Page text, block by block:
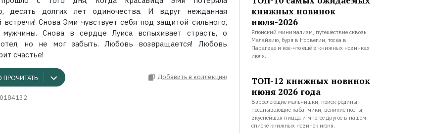
десять долгих лет одиночества. И вдруг нежданная
встречи! Снова Эми чувствует себя под защитой сильного,
мужчины. Снова в сердце Луиса вспыхивает страсть, о
но не мог забыть. Любовь возвращается! Любовь
счастье!
Добавить в коллекцию
книжных новинок
июля-2026
Японский минимализм, путешествие сквозь
Малайзию, буря в Норвегии, тоска в
Парагвае и кое-что ещё в книжных новинках
июля.
ТОП-12 книжных новинок
июня 2026 года
Взрослеющие мальчишки, поиск родины,
посапывающие кабанчики, великие поэты,
вкуснейшая пицца и многое другое в нашем
списке книжных новинок июня.